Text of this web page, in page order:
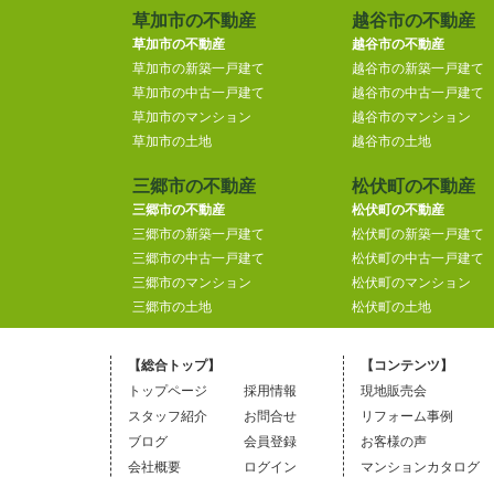
草加市の不動産
草加市の不動産
草加市の新築一戸建て
草加市の中古一戸建て
草加市のマンション
草加市の土地
越谷市の不動産
越谷市の不動産
越谷市の新築一戸建て
越谷市の中古一戸建て
越谷市のマンション
越谷市の土地
三郷市の不動産
三郷市の不動産
三郷市の新築一戸建て
三郷市の中古一戸建て
三郷市のマンション
三郷市の土地
松伏町の不動産
松伏町の不動産
松伏町の新築一戸建て
松伏町の中古一戸建て
松伏町のマンション
松伏町の土地
【総合トップ】
トップページ
スタッフ紹介
ブログ
会社概要
採用情報
お問合せ
会員登録
ログイン
【コンテンツ】
現地販売会
リフォーム事例
お客様の声
マンションカタログ